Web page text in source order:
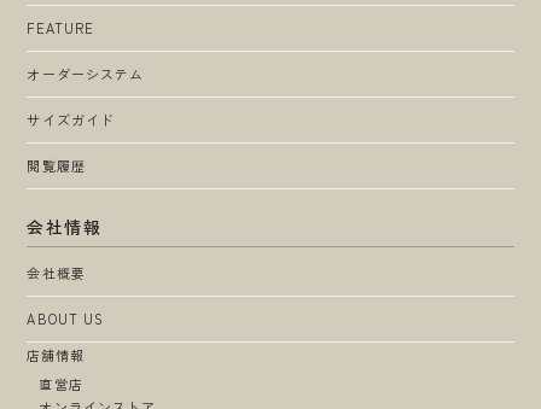
FEATURE
オーダーシステム
サイズガイド
閲覧履歴
会社情報
会社概要
ABOUT US
店舗情報
直営店